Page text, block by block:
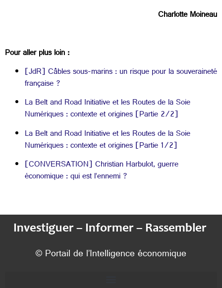
Charlotte Moineau
Pour aller plus loin :
[JdR] Câbles sous-marins : un risque pour la souveraineté
française ?
La Belt and Road Initiative et les Routes de la Soie
Numériques : contexte et origines [Partie 2/2]
La Belt and Road Initiative et les Routes de la Soie
Numériques : contexte et origines [Partie 1/2]
[CONVERSATION] Christian Harbulot, guerre
économique : qui est l’ennemi ?
Investiguer – Informer – Rassembler
© Portail de l’Intelligence économique